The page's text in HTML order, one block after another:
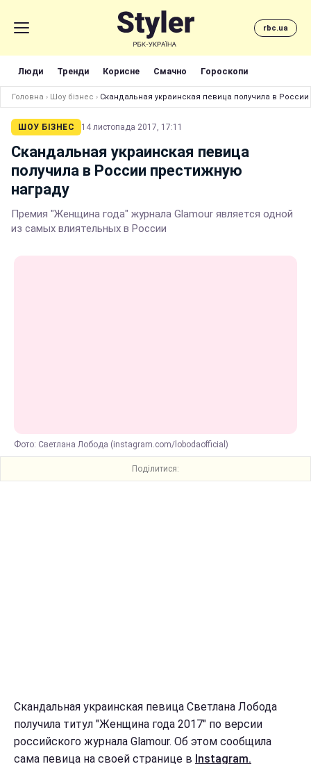
rbc.ua
Люди Тренди Корисне Смачно Гороскопи
Головна › Шоу бізнес › Скандальная украинская певица получила в
ШОУ БІЗНЕС 14 листопада 2017, 17:11
Скандальная украинская певица
получила в России престижную
награду
Премия "Женщина года" журнала Glamour является одной
из самых влиятельных в России
Фото: Светлана Лобода (instagram.com/lobodaofficial)
Поділитися:
Скандальная украинская певица Светлана Лобода
получила титул "Женщина года 2017" по версии
российского журнала Glamour. Об этом сообщила
сама певица на своей странице в Іnstagram.